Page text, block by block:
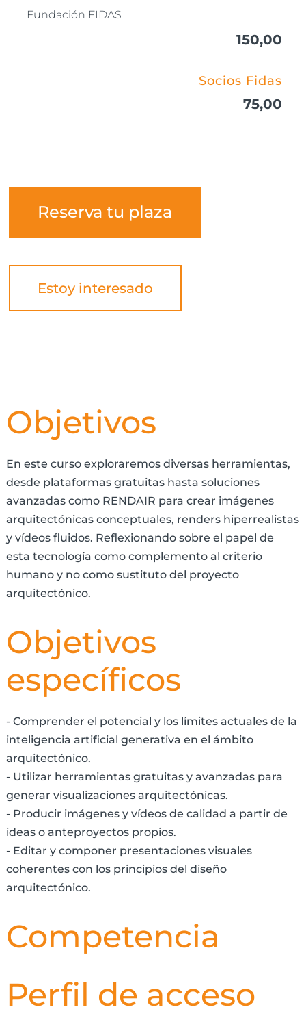
Fundación FIDAS
150,00
Socios Fidas
75,00
Reserva tu plaza
Estoy interesado
Objetivos
En este curso exploraremos diversas herramientas,
desde plataformas gratuitas hasta soluciones
avanzadas como RENDAIR para crear imágenes
arquitectónicas conceptuales, renders hiperrealistas
y vídeos fluidos. Reflexionando sobre el papel de
esta tecnología como complemento al criterio
humano y no como sustituto del proyecto
arquitectónico.
Objetivos
específicos
- Comprender el potencial y los límites actuales de la
inteligencia artificial generativa en el ámbito
arquitectónico.
- Utilizar herramientas gratuitas y avanzadas para
generar visualizaciones arquitectónicas.
- Producir imágenes y vídeos de calidad a partir de
ideas o anteproyectos propios.
- Editar y componer presentaciones visuales
coherentes con los principios del diseño
arquitectónico.
Competencia
Perfil de acceso